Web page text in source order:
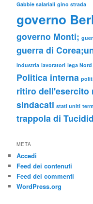
Gabbie salariali gino strada
governo
governo Monti;
guerra di
industria lavoratori lega Nord
Politica interna
ritiro dell'esercito
sindacati stati uniti
trappola di
META
Accedi
Feed dei contenuti
Feed dei commenti
WordPress.org